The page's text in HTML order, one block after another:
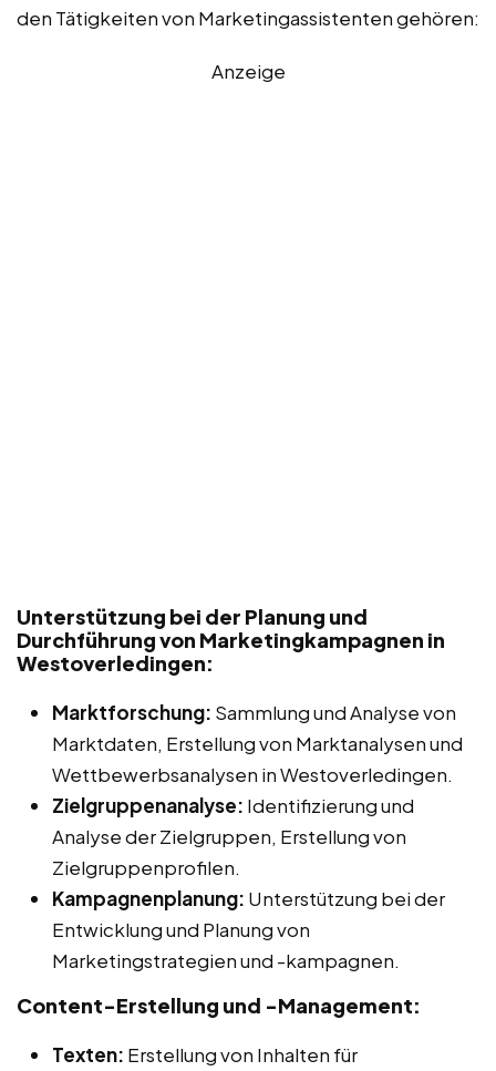
den Tätigkeiten von Marketingassistenten gehören:
Anzeige
Unterstützung bei der Planung und
Durchführung von Marketingkampagnen in
Westoverledingen:
Marktforschung: Sammlung und Analyse von
Marktdaten, Erstellung von Marktanalysen und
Wettbewerbsanalysen in Westoverledingen.
Zielgruppenanalyse: Identifizierung und
Analyse der Zielgruppen, Erstellung von
Zielgruppenprofilen.
Kampagnenplanung: Unterstützung bei der
Entwicklung und Planung von
Marketingstrategien und -kampagnen.
Content-Erstellung und -Management:
Texten: Erstellung von Inhalten für